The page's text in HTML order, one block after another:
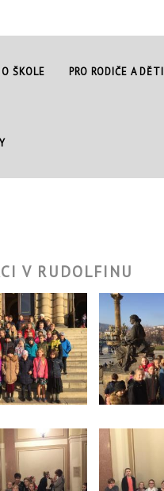
O ŠKOLE PRO RODIČE A DĚTI
V RUDOLFINU